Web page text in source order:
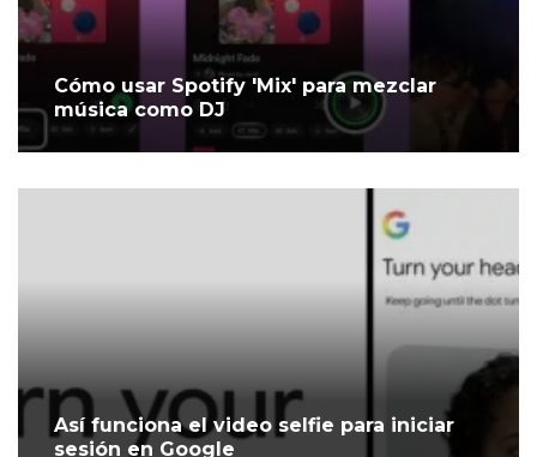
Cómo usar Spotify 'Mix' para mezclar
música como DJ
Así funciona el video selfie para iniciar
sesión en Google